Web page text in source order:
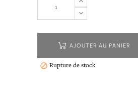
AJOUTER AU PANIER
 Rupture de stock